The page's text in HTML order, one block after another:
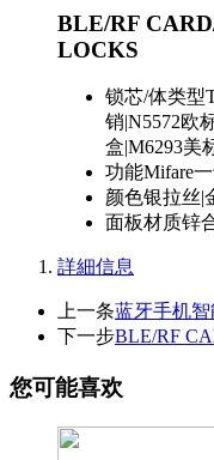
BLE/RF
LOCKS
锁芯/体类型
销|N5572欧
盒|M6293美
功能Mifare
颜色银拉丝|
面板材质锌
詳細信息
上一条蓝牙手机智
下一步BLE/RF
您可能喜欢